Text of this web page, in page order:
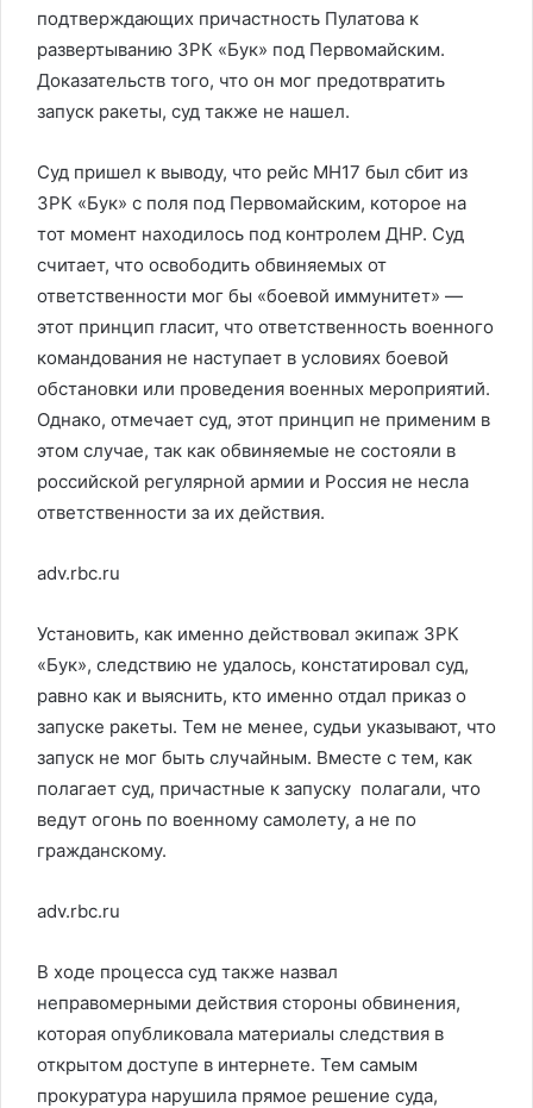
подтверждающих причастность Пулатова к
развертыванию ЗРК «Бук» под Первомайским.
Доказательств того, что он мог предотвратить
запуск ракеты, суд также не нашел.
Суд пришел к выводу, что рейс MH17 был сбит из
ЗРК «Бук» с поля под Первомайским, которое на
тот момент находилось под контролем ДНР. Суд
считает, что освободить обвиняемых от
ответственности мог бы «боевой иммунитет» —
этот принцип гласит, что ответственность военного
командования не наступает в условиях боевой
обстановки или проведения военных мероприятий.
Однако, отмечает суд, этот принцип не применим в
этом случае, так как обвиняемые не состояли в
российской регулярной армии и Россия не несла
ответственности за их действия.
adv.rbc.ru
Установить, как именно действовал экипаж ЗРК
«Бук», следствию не удалось, констатировал суд,
равно как и выяснить, кто именно отдал приказ о
запуске ракеты. Тем не менее, судьи указывают, что
запуск не мог быть случайным. Вместе с тем, как
полагает суд, причастные к запуску полагали, что
ведут огонь по военному самолету, а не по
гражданскому.
adv.rbc.ru
В ходе процесса суд также назвал
неправомерными действия стороны обвинения,
которая опубликовала материалы следствия в
открытом доступе в интернете. Тем самым
прокуратура нарушила прямое решение суда,